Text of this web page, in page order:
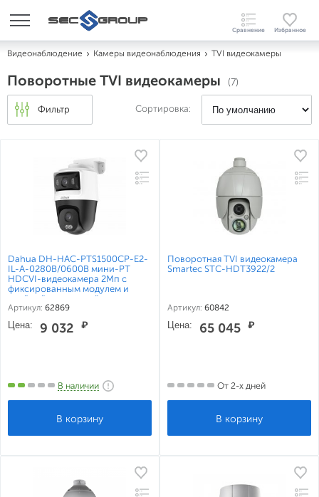
Видеонаблюдение Камеры видеонаблюдения TVI видеокамеры
Поворотные TVI видеокамеры (7)
Фильтр Сортировка:
Dahua DH-HAC-PTS1500CP-E2-
IL-A-0280B/0600B мини-PT
HDCVI-видеокамера 2Мп с
фиксированным модулем и
двойной подсветкой
Артикул: 62869
Цена: 9 032 ₽
В наличии
Поворотная TVI видеокамера
Smartec STC-HDT3922/2
Артикул: 60842
Цена: 65 045 ₽
От 2-х дней